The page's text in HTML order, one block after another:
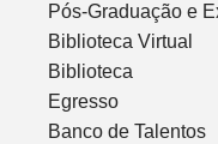
Pós-Graduação e
Biblioteca Virtual
Biblioteca
Egresso
Banco de Talentos